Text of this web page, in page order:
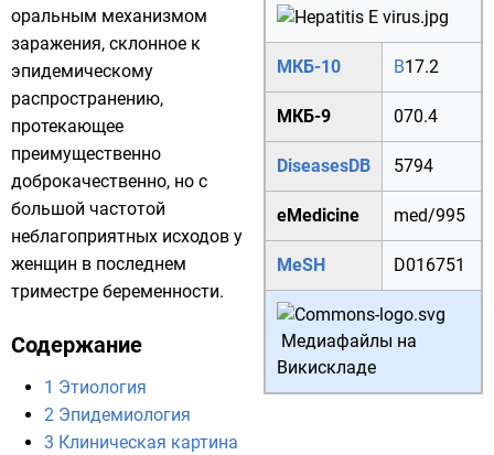
МКБ-10 B17.2
МКБ-9 070.4
DiseasesDB 5794
eMedicine med/995
MeSH D016751
Медиафайлы на
Викискладе
оральным механизмом
заражения, склонное к
эпидемическому
распространению,
протекающее
преимущественно
доброкачественно, но с
большой частотой
неблагоприятных исходов у
женщин в последнем
триместре беременности.
Содержание
1 Этиология
2 Эпидемиология
3 Клиническая картина